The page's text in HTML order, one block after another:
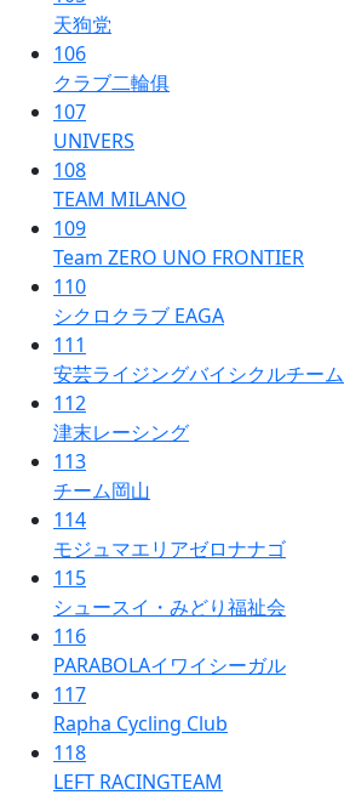
天狗党
106
クラブ二輪俱
107
UNIVERS
108
TEAM MILANO
109
Team ZERO UNO FRONTIER
110
シクロクラブ EAGA
111
安芸ライジングバイシクルチーム
112
津末レーシング
113
チーム岡山
114
モジュマエリアゼロナナゴ
115
シュースイ・みどり福祉会
116
PARABOLAイワイシーガル
117
Rapha Cycling Club
118
LEFT RACINGTEAM